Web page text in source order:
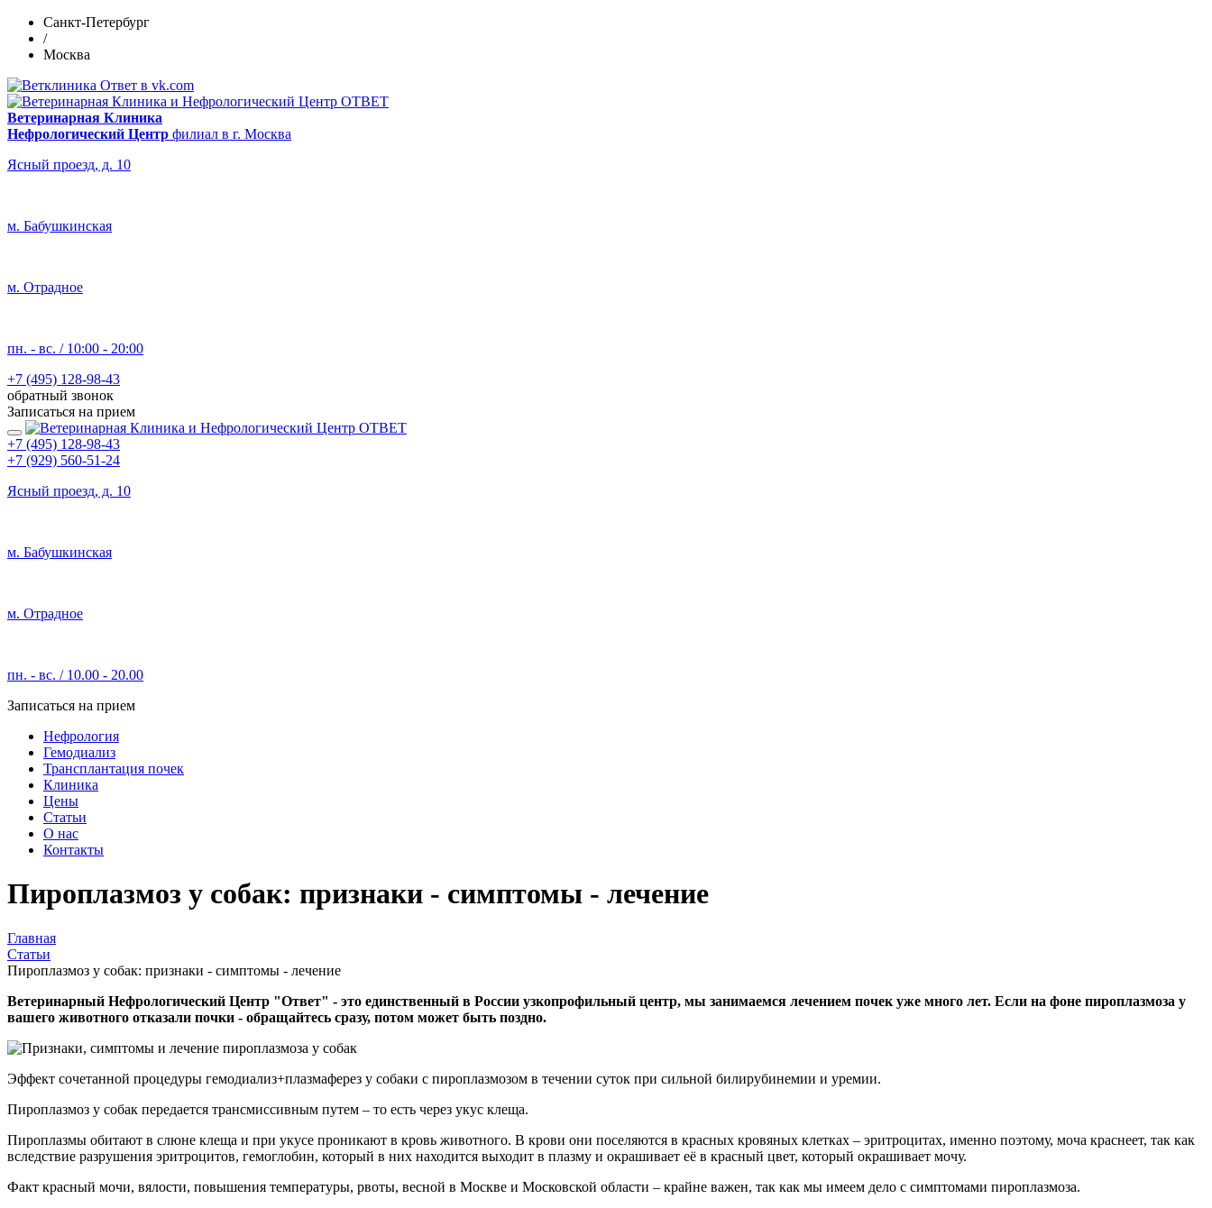
Санкт-Петербург
/
Москва
Ветеринарная Клиника
Нефрологический Центр филиал в г. Москва
Ясный проезд, д. 10
м. Бабушкинская
м. Отрадное
пн. - вс. / 10:00 - 20:00
+7 (495) 128-98-43
обратный звонок
Записаться на прием
+7 (495) 128-98-43
+7 (929) 560-51-24
Ясный проезд, д. 10
м. Бабушкинская
м. Отрадное
пн. - вс. / 10.00 - 20.00
Записаться на прием
Нефрология
Гемодиализ
Трансплантация почек
Клиника
Цены
Статьи
О нас
Контакты
Пироплазмоз у собак: признаки - симптомы - лечение
Главная
Статьи
Пироплазмоз у собак: признаки - симптомы - лечение
Ветеринарный Нефрологический Центр "Ответ" - это единственный в России узкопрофильный центр, мы занимаемся лечением почек уже много лет. Если на фоне пироплазмоза у
вашего животного отказали почки - обращайтесь сразу, потом может быть поздно.
Эффект сочетанной процедуры гемодиализ+плазмаферез у собаки с пироплазмозом в течении суток при сильной билирубинемии и уремии.
Пироплазмоз у собак передается трансмиссивным путем – то есть через укус клеща.
Пироплазмы обитают в слюне клеща и при укусе проникают в кровь животного. В крови они поселяются в красных кровяных клетках – эритроцитах, именно поэтому, моча краснеет, так как
вследствие разрушения эритроцитов, гемоглобин, который в них находится выходит в плазму и окрашивает её в красный цвет, который окрашивает мочу.
Факт красный мочи, вялости, повышения температуры, рвоты, весной в Москве и Московской области – крайне важен, так как мы имеем дело с симптомами пироплазмоза.